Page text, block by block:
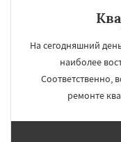
На сегодняшний
наиболее
Соответственно,
ремонте